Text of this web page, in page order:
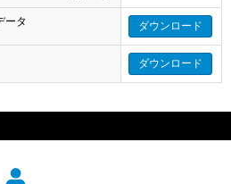
ータ ダウンロード
ダウンロード